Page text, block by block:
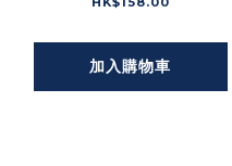
加入購物車